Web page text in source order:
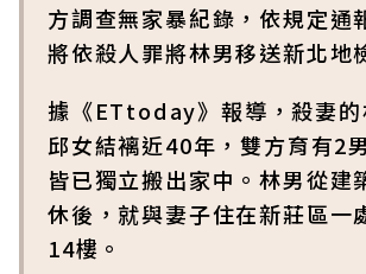
方調查無家暴紀錄，依規定通
將依殺人罪將林男移送新北地
據《ETtoday》報導，殺妻的
邱女結褵近40年，雙方育有2
皆已獨立搬出家中。林男從建
休後，就與妻子住在新莊區一
14樓。